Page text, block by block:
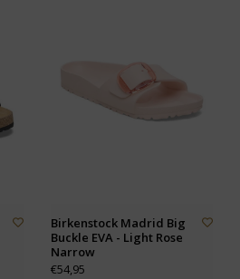
Birkenstock Madrid Big
Buckle EVA - Light Rose
Narrow
€54,95